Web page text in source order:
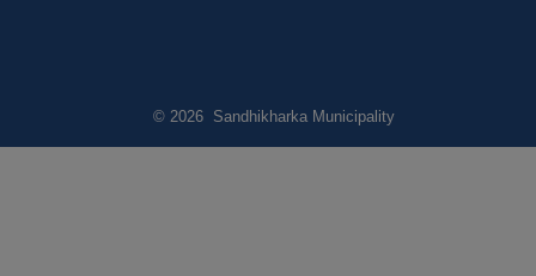
© 2026 Sandhikharka Municipality